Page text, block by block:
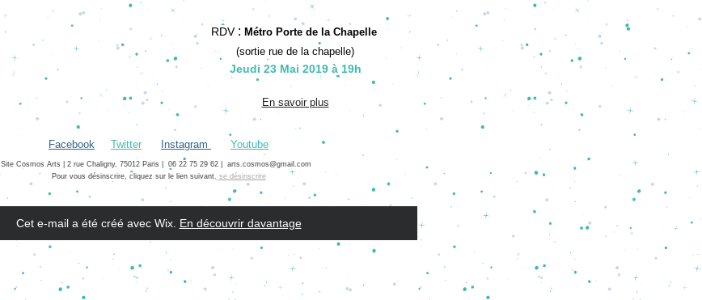
RDV : Métro Porte de la Chapelle
(sortie rue de la chapelle)
Jeudi 23 Mai 2019 à 19h
En savoir plus
Facebook Twitter Instagram Youtube
Site Cosmos Arts | 2 rue Chaligny, 75012 Paris |  06 22 75 29 62 |
arts.cosmos@gmail.com
Pour vous désinscrire, cliquez sur le lien suivant, se désinscrire
Cet e-mail a été créé avec Wix. En découvrir davantage